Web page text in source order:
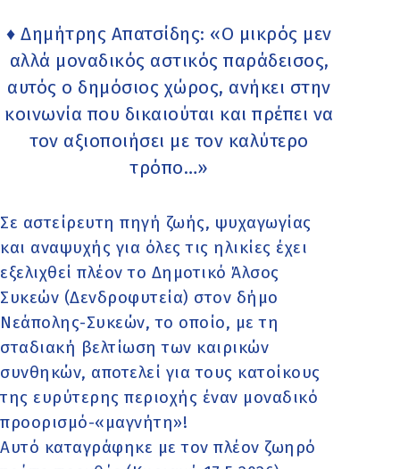
♦ Δημήτρης Απατσίδης: «Ο μικρός μεν
αλλά μοναδικός αστικός παράδεισος,
αυτός ο δημόσιος χώρος, ανήκει στην
κοινωνία που δικαιούται και πρέπει να
τον αξιοποιήσει με τον καλύτερο
τρόπο…»
Σε αστείρευτη πηγή ζωής, ψυχαγωγίας
και αναψυχής για όλες τις ηλικίες έχει
εξελιχθεί πλέον το Δημοτικό Άλσος
Συκεών (Δενδροφυτεία) στον δήμο
Νεάπολης-Συκεών, το οποίο, με τη
σταδιακή βελτίωση των καιρικών
συνθηκών, αποτελεί για τους κατοίκους
της ευρύτερης περιοχής έναν μοναδικό
προορισμό-«μαγνήτη»!
Αυτό καταγράφηκε με τον πλέον ζωηρό